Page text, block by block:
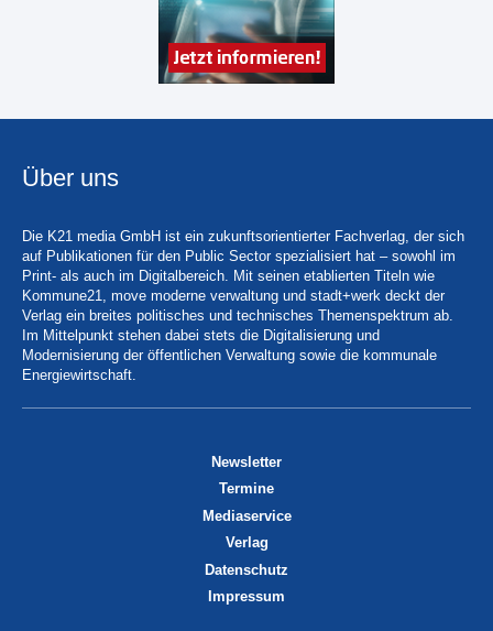
Über uns
Die K21 media GmbH ist ein zukunftsorientierter Fachverlag, der sich
auf Publikationen für den Public Sector spezialisiert hat – sowohl im
Print- als auch im Digitalbereich. Mit seinen etablierten Titeln wie
Kommune21, move moderne verwaltung und stadt+werk deckt der
Verlag ein breites politisches und technisches Themenspektrum ab.
Im Mittelpunkt stehen dabei stets die Digitalisierung und
Modernisierung der öffentlichen Verwaltung sowie die kommunale
Energiewirtschaft.
Newsletter
Termine
Mediaservice
Verlag
Datenschutz
Impressum